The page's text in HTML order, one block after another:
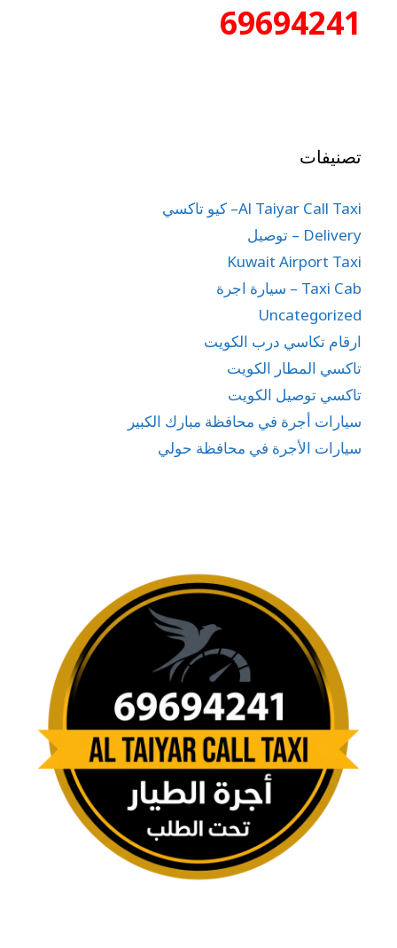
69694241
تصنيفات
Al Taiyar Call Taxi– كيو تاكسي
Delivery – توصيل
Kuwait Airport Taxi
Taxi Cab – سيارة اجرة
Uncategorized
ارقام تكاسي درب الكويت
تاكسي المطار الكويت
تاكسي توصيل الكويت
سيارات أجرة في محافظة مبارك الكبير
سيارات الأجرة في محافظة حولي